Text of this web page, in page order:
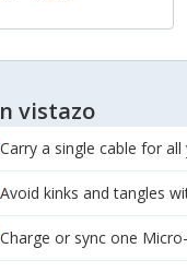
vistazo
Carry a single cable for
Avoid kinks and tangles
Charge or sync one